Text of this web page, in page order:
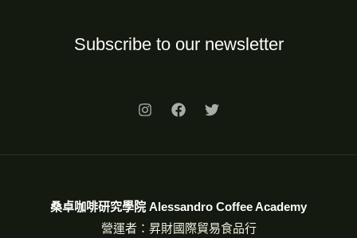
Subscribe to our newsletter
桑卓咖啡研究學院 Alessandro Coffee Academy
營運者：昇財國際貿易食品行